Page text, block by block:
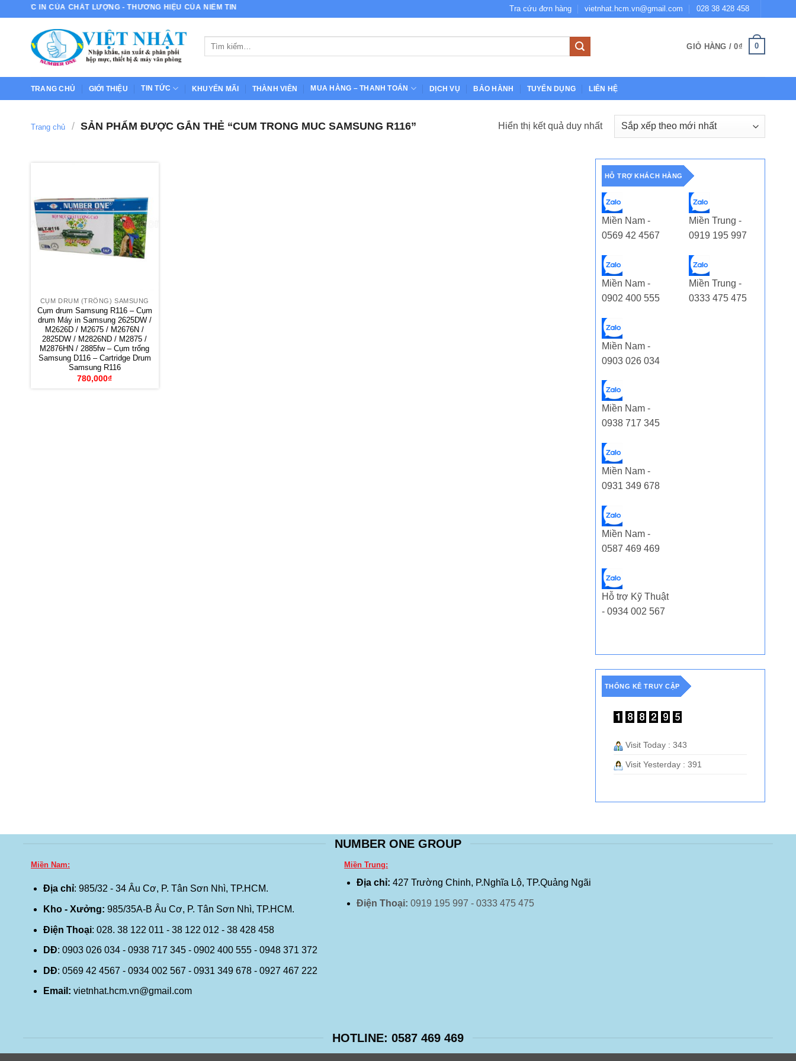
MỰC IN CỦA CHẤT LƯỢNG - THƯƠNG HIỆU CỦA NIỀM TIN Tra cứu đơn hàng vietnhat.hcm.vn@gmail.com 028 38 428 458
GIỎ HÀNG /0₫ 0
TRANG CHỦ GIỚI THIỆU TIN TỨC KHUYẾN MÃI THÀNH VIÊN MUA HÀNG – THANH TOÁN DỊCH VỤ BẢO HÀNH TUYỂN DỤNG LIÊN HỆ
Trang chủ / SẢN PHẨM ĐƯỢC GẮN THẺ “CUM TRONG MUC SAMSUNG R116” Hiển thị kết quả duy nhất
CỤM DRUM (TRỐNG) SAMSUNG
Cụm drum Samsung R116 – Cụm
drum Máy in Samsung 2625DW /
M2626D / M2675 / M2676N /
2825DW / M2826ND / M2875 /
M2876HN / 2885fw – Cụm trống
Samsung D116 – Cartridge Drum
Samsung R116
780,000₫
HỖ TRỢ KHÁCH HÀNG
Miền Nam -
0569 42 4567
Miền Nam -
0902 400 555
Miền Nam -
0903 026 034
Miền Nam -
0938 717 345
Miền Nam -
0931 349 678
Miền Nam -
0587 469 469
Hỗ trợ Kỹ Thuật
- 0934 002 567
Miền Trung -
0919 195 997
Miền Trung -
0333 475 475
THỐNG KÊ TRUY CẬP
Visit Today : 343
Visit Yesterday : 391
NUMBER ONE GROUP
Miền Nam:
Địa chỉ: 985/32 - 34 Âu Cơ, P. Tân Sơn Nhì, TP.HCM.
Kho - Xưởng: 985/35A-B Âu Cơ, P. Tân Sơn Nhì, TP.HCM.
Điện Thoại: 028. 38 122 011 - 38 122 012 - 38 428 458
DĐ: 0903 026 034 - 0938 717 345 - 0902 400 555 - 0948 371 372
DĐ: 0569 42 4567 - 0934 002 567 - 0931 349 678 - 0927 467 222
Email: vietnhat.hcm.vn@gmail.com
Miền Trung:
Địa chỉ: 427 Trường Chinh, P.Nghĩa Lộ, TP.Quảng Ngãi
Điện Thoại: 0919 195 997 - 0333 475 475
HOTLINE: 0587 469 469